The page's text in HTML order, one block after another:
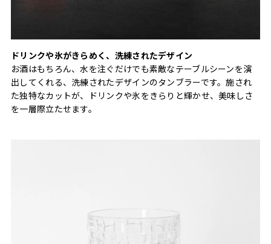
ドリンクや氷がきらめく、洗練されたデザイン
お酒はもちろん、水を注ぐだけでも素敵なテーブルシーンを演
出してくれる、洗練されたデザインのタンブラーです。施され
た独特なカットが、ドリンクや氷をきらりと輝かせ、美味しさ
を一層際立たせます。